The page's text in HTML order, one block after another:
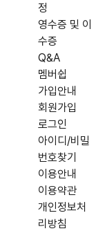
정
영수증 및 이
수증
Q&A
멤버쉽
가입안내
회원가입
로그인
아이디/비밀
번호찾기
이용안내
이용약관
개인정보처
리방침